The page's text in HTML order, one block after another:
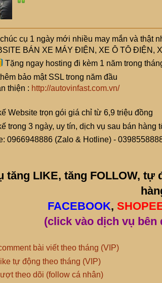
cụ 1 ngày mới nhiều may mắn và thật
BÁN XE MÁY ĐIỆN, XE Ô TÔ ĐIỆN,
Tặng ngay hosting đi kèm 1 năm trong
bảo mật SSL trong năm đầu
thiện : http://autovinfast.com.vn/
Website trọn gói giá chỉ từ 6,9 triệu đồng
trong 3 ngày, uy tín, dịch vụ sau bán hàng
0966948886 (Zalo & Hotline) -
tăng LIKE, tăng FOLLOW, tự
FACEBOOK,
(click vào dịch vụ
bài viết theo tháng (VIP)
tự động theo tháng (VIP)
theo dõi (follow cá nhân)